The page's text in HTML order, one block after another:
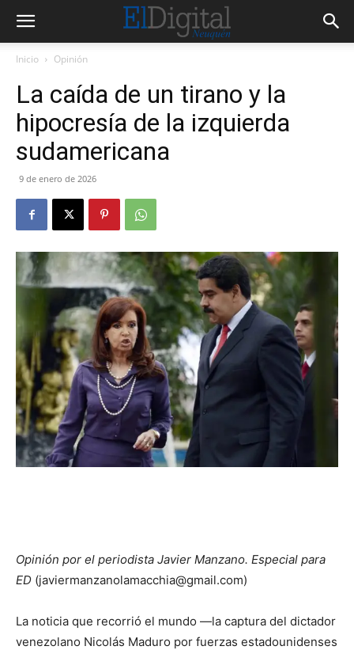
Inicio Opinión
La caída de un tirano y la
hipocresía de la izquierda
sudamericana
9 de enero de 2026
Opinión por el periodista Javier Manzano. Especial para
ED (javiermanzanolamacchia@gmail.com)
La noticia que recorrió el mundo —la captura del dictador
venezolano Nicolás Maduro por fuerzas estadounidenses